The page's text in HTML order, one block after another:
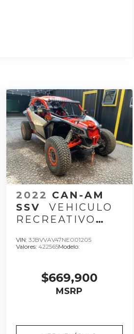
2022 CAN-AM
SSV
VEHICULO
RECREATIVO
CC 900, HP 200.
VIN: 3JBVVAV47NE001205
Valores: 422565Modelo:
$669,900
MSRP